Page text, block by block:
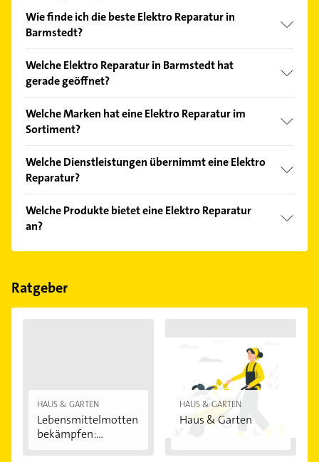
Wie finde ich die beste Elektro Reparatur in
Barmstedt?
Kundenmeinungen und profitieren Sie von den
Empfehlungen. Die Suchergebnisse können Sie sich
Welche Elektro Reparatur in Barmstedt hat
gerade geöffnet?
Bitte beachten Sie, dass diese an Sonn- und
Feiertagen abweichen können.
Welche Marken hat eine Elektro Reparatur im
Sortiment?
Siemens, Abus und Bosch.
Welche Dienstleistungen übernimmt eine Elektro
Reparatur?
Elektrikerarbeiten, Elektrogeräteinstallation,
Kabelverlegung, elektrische Installationen und
Elektroinstallationen.
Welche Produkte bietet eine Elektro Reparatur
an?
Das Angebot umfasst unter anderem
Elektroinstallationen und Elektrotechnik.
Ratgeber
HAUS & GARTEN
Lebensmittelmotten
bekämpfen:...
HAUS & GARTEN
Haus & Garten